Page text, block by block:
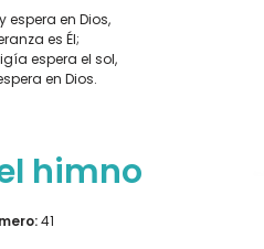
espera en Dios,
es Él;
espera el sol,
en Dios.
himno
41